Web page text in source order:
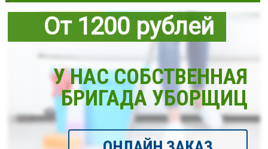
От 1200 рублей
У НАС СОБСТВЕННАЯ
БРИГАДА УБОРЩИЦ